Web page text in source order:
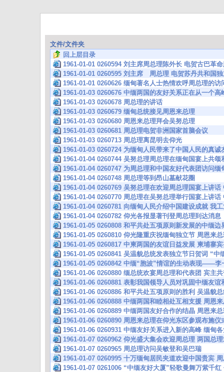
文件/文件夹
回上层目录
1961-01-01 0260594 刘主席周总理陈外长 电贺古巴革
1961-01-01 0260595 刘主席 周总理 电贺苏丹共和国
1961-01-01 0260626 缅甸著名人士热情欢呼周总理的
1961-01-03 0260676 中缅两国的友好关系正在从一个
1961-01-03 0260678 周总理的讲话
1961-01-03 0260679 缅甸总统接见周恩来总理
1961-01-03 0260680 周恩来总理拜会吴努总理
1961-01-03 0260681 周总理电贺非洲国家首脑会议
1961-01-03 0260713 周总理离昆明去仰光
1961-01-03 0260724 为缅甸人民带来了中国人民的真
1961-01-04 0260744 吴努总理周总理在缅甸国宴上共
1961-01-04 0260747 为周总理和中国友好代表团访问
1961-01-04 0260748 周总理等到昂山墓献花圈
1961-01-04 0260769 吴努总理在欢迎周总理国宴上讲
1961-01-04 0260770 周总理在吴努总理举行国宴上讲
1961-01-04 0260781 向缅甸人民介绍中国建设成就 我
1961-01-04 0260782 仰光各报显著刊登周总理到达消息
1961-01-05 0260808 和平共处五项原则新发展的中缅
1961-01-05 0260810 仰光隆重庆祝缅甸独立节 周恩来
1961-01-05 0260817 中柬两国的友谊日益发展 柬埔寨
1961-01-05 0260841 吴温貌总统发表独立节日贺词 “
1961-01-05 0260842 中缅“胞波”情谊的生动表现——李
1961-01-06 0260880 缅总统欢宴周总理和代表团 宾主
1961-01-06 0260881 表彰我国领导人员对巩固中缅友
1961-01-06 0260886 和平共处五项原则的胜利 吴温貌
1961-01-06 0260888 中缅两国和睦相处互相支援 周恩
1961-01-06 0260889 中缅两国友好合作的结晶 周恩来
1961-01-06 0260890 周恩来总理在仰光东区参观布施
1961-01-06 0260931 中缅友好关系进入新的高峰 缅甸
1961-01-07 0260962 仰光盛大集会欢迎周总理 两国总
1961-01-07 0260965 周总理访问吴敏登和吴巴瑞
1961-01-07 0260995 十万缅甸居民夹道欢迎中国贵宾
1961-01-07 0261006 “中缅友好大厦”轻歌曼舞万紫千